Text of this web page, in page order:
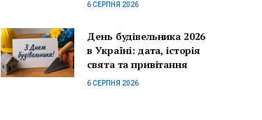
6 СЕРПНЯ 2026
День будівельника 2026
в Україні: дата, історія
свята та привітання
6 СЕРПНЯ 2026